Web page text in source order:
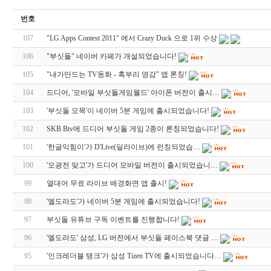
번호
107 "LG Apps Contest 2011" 에서 Crazy Duck 으로 1위 수상
106 "부싯돌" 네이버 카페가 개설되었습니다!
105 "내가만드는 TV동화 - 혹부리 영감" 앱 론칭!
104 드디어, '모바일 부싯돌게임월드' 아이폰 버전이 출시…
103 '부싯돌 오목'이 네이버 5분 게임에 출시되었습니다!
102 SKB Btv에 드디어 부싯돌 게임 2종이 론칭되었습니다!
101 '한글익힘이'가 D'Live(딜라이브)에 런칭되었습…
100 '오광전 맞고'가 드디어 모바일 버전이 출시되었습니…
99 열대어 무료 라이브 배경화면 앱 출시!
98 '엘도라도'가 네이버 5분 게임에 출시되었습니다!
97 부싯돌 유튜브 구독 이벤트를 진행합니다!
96 '엘도라도' 삼성, LG 버전에서 부싯돌 페이스북 댓글 …
95 '인크레더블 탱크'가 삼성 Tizen TV에 출시되었습니다…